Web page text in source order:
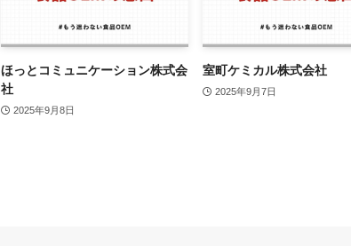
ほっとコミュニケーション株式会
社
2025年9月8日
室町ケミカル株式会社
2025年9月7日